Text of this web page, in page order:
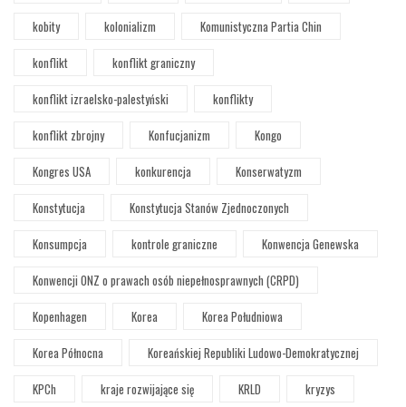
kobity
kolonializm
Komunistyczna Partia Chin
konflikt
konflikt graniczny
konflikt izraelsko-palestyński
konflikty
konflikt zbrojny
Konfucjanizm
Kongo
Kongres USA
konkurencja
Konserwatyzm
Konstytucja
Konstytucja Stanów Zjednoczonych
Konsumpcja
kontrole graniczne
Konwencja Genewska
Konwencji ONZ o prawach osób niepełnosprawnych (CRPD)
Kopenhagen
Korea
Korea Południowa
Korea Północna
Koreańskiej Republiki Ludowo-Demokratycznej
KPCh
kraje rozwijające się KRLD
kryzys